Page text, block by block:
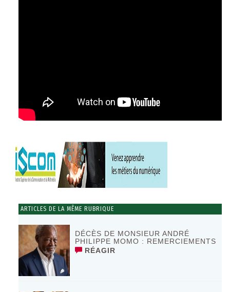
ARTICLES DE LA MÊME RUBRIQUE
DÉCÈS DE MONSIEUR ANDRÉ
PHILIPPE MOMO : REMERCIEMENTS
RÉAGIR